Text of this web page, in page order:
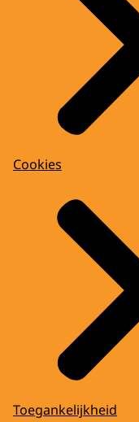
Cookies
Toegankelijkheid